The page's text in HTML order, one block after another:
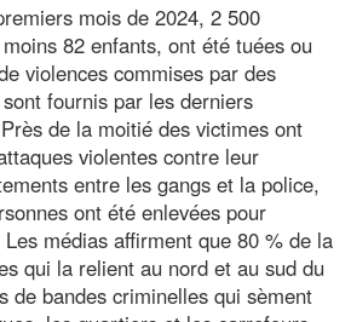
mois de 2024, 2 500
82 enfants, ont été tuées ou
violences commises par des
fournis par les derniers
de la moitié des victimes ont
violentes contre leur
entre les gangs et la police,
ont été enlevées pour
médias affirment que 80 % de la
qui la relient au nord et au sud du
de bandes criminelles qui sèment